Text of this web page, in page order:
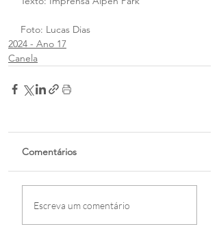
Foto: Lucas Dias
2024 - Ano 17
Canela
Comentários
Escreva um comentário